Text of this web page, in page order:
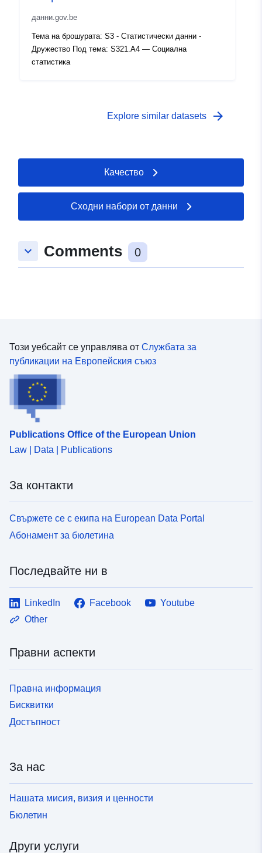
Права за
достъп:
public
Времеви
обхват:
01 January 1986
данни.gov.be
Тема на брошурата: S3 - Статистически данни -
Дружество Под тема: S321.A4 — Социална
статистика
Explore similar datasets arrow_forward
Качество
Сходни набори от данни
keyboard_arrow_down Comments 0
Този уебсайт се управлява от Службата за
публикации на Европейския съюз
Publications Office of the European Union
Law | Data | Publications
За контакти
Свържете се с екипа на European Data Portal
Абонамент за бюлетина
Последвайте ни в
LinkedIn Facebook
Youtube
Other
Правни аспекти
Правна информация
Бисквитки
Достъпност
За нас
Нашата мисия, визия и ценности
Бюлетин
Други услуги